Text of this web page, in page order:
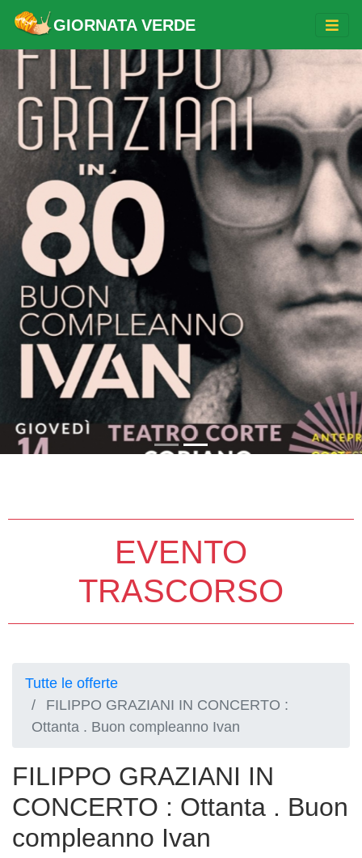
GIORNATA VERDE
EVENTO
TRASCORSO
Tutte le offerte
FILIPPO GRAZIANI IN CONCERTO :
Ottanta . Buon compleanno Ivan
FILIPPO GRAZIANI IN
CONCERTO : Ottanta . Buon
compleanno Ivan